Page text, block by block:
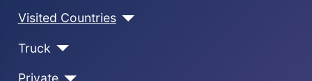
Visited Countries
Truck